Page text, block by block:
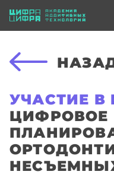
УЧАСТИЕ В
ЦИФРОВОЕ